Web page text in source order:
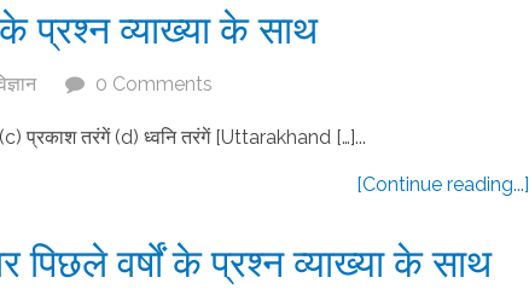
प्रश्न व्याख्या के साथ
0 Comments
प्रकाश तरंगें (d) ध्वनि तरंगें [Uttarakhand […]...
[Continue reading...]
पिछले वर्षों के प्रश्न व्याख्या के साथ